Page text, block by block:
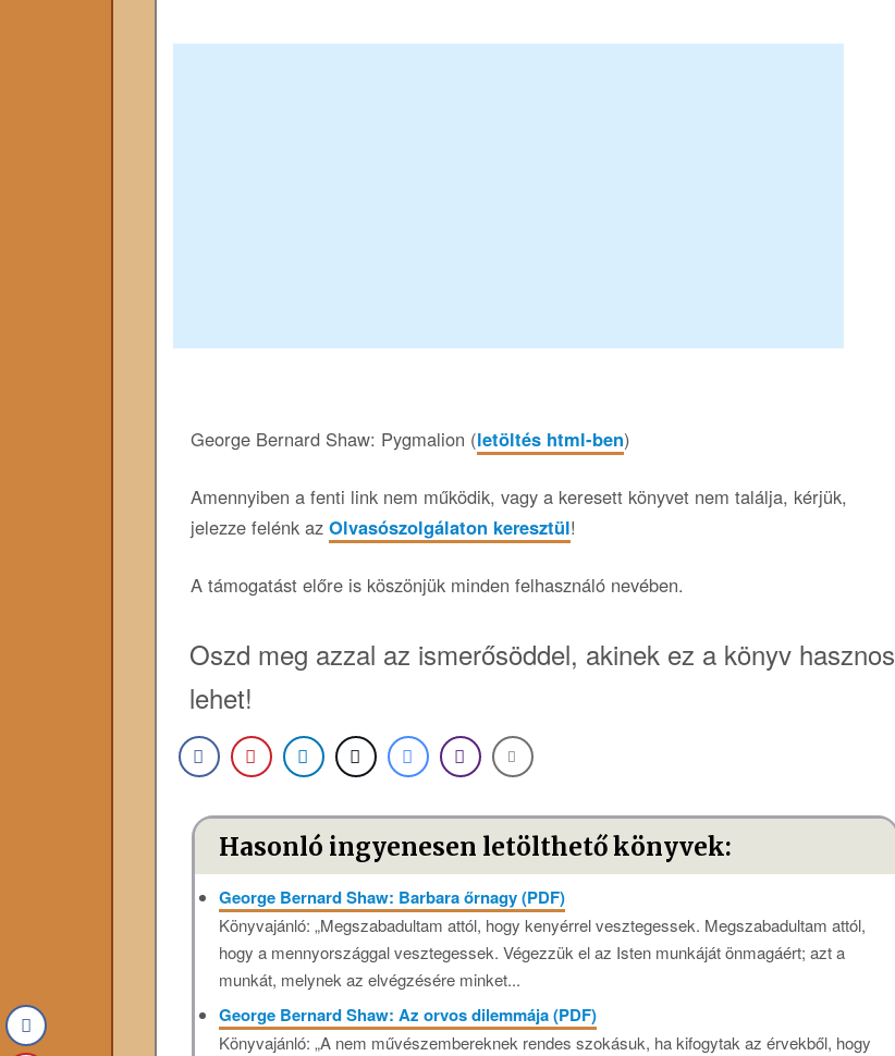
George Bernard Shaw: Pygmalion (letöltés html-ben)
Amennyiben a fenti link nem működik, vagy a keresett könyvet nem találja, kérjük,
jelezze felénk az Olvasószolgálaton keresztül!
A támogatást előre is köszönjük minden felhasználó nevében.
Oszd meg azzal az ismerősöddel, akinek ez a könyv hasznos
lehet!
Hasonló ingyenesen letölthető könyvek:
George Bernard Shaw: Barbara őrnagy (PDF)
Könyvajánló: „Megszabadultam attól, hogy kenyérrel vesztegessek. Megszabadultam attól,
hogy a mennyországgal vesztegessek. Végezzük el az Isten munkáját önmagáért; azt a
munkát, melynek az elvégzésére minket...
George Bernard Shaw: Az orvos dilemmája (PDF)
Könyvajánló: „A nem művészembereknek rendes szokásuk, ha kifogytak az érvekből, hogy